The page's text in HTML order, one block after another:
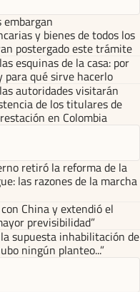
embargan
y bienes de todos los
postergado este trámite
esquinas de la casa: por
para qué sirve hacerlo
autoridades visitarán
de los titulares de
en Colombia
retiró la reforma de la
las razones de la marcha
China y extendió el
previsibilidad”
supuesta inhabilitación de
ningún planteo...”